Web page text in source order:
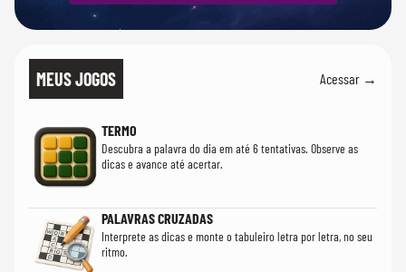
MEUS JOGOS Acessar →
TERMO
Descubra a palavra do dia em até 6 tentativas. Observe as
dicas e avance até acertar.
PALAVRAS CRUZADAS
Interprete as dicas e monte o tabuleiro letra por letra, no seu
ritmo.